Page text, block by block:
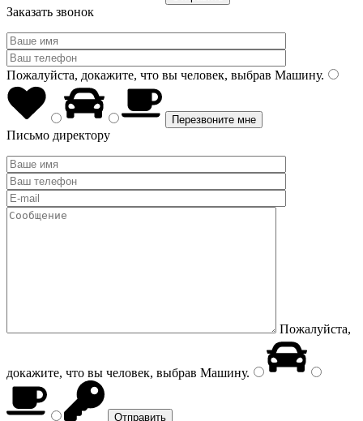
Заказать звонок
Пожалуйста, докажите, что вы человек, выбрав Машину.
Письмо директору
Пожалуйста,
докажите, что вы человек, выбрав Машину.